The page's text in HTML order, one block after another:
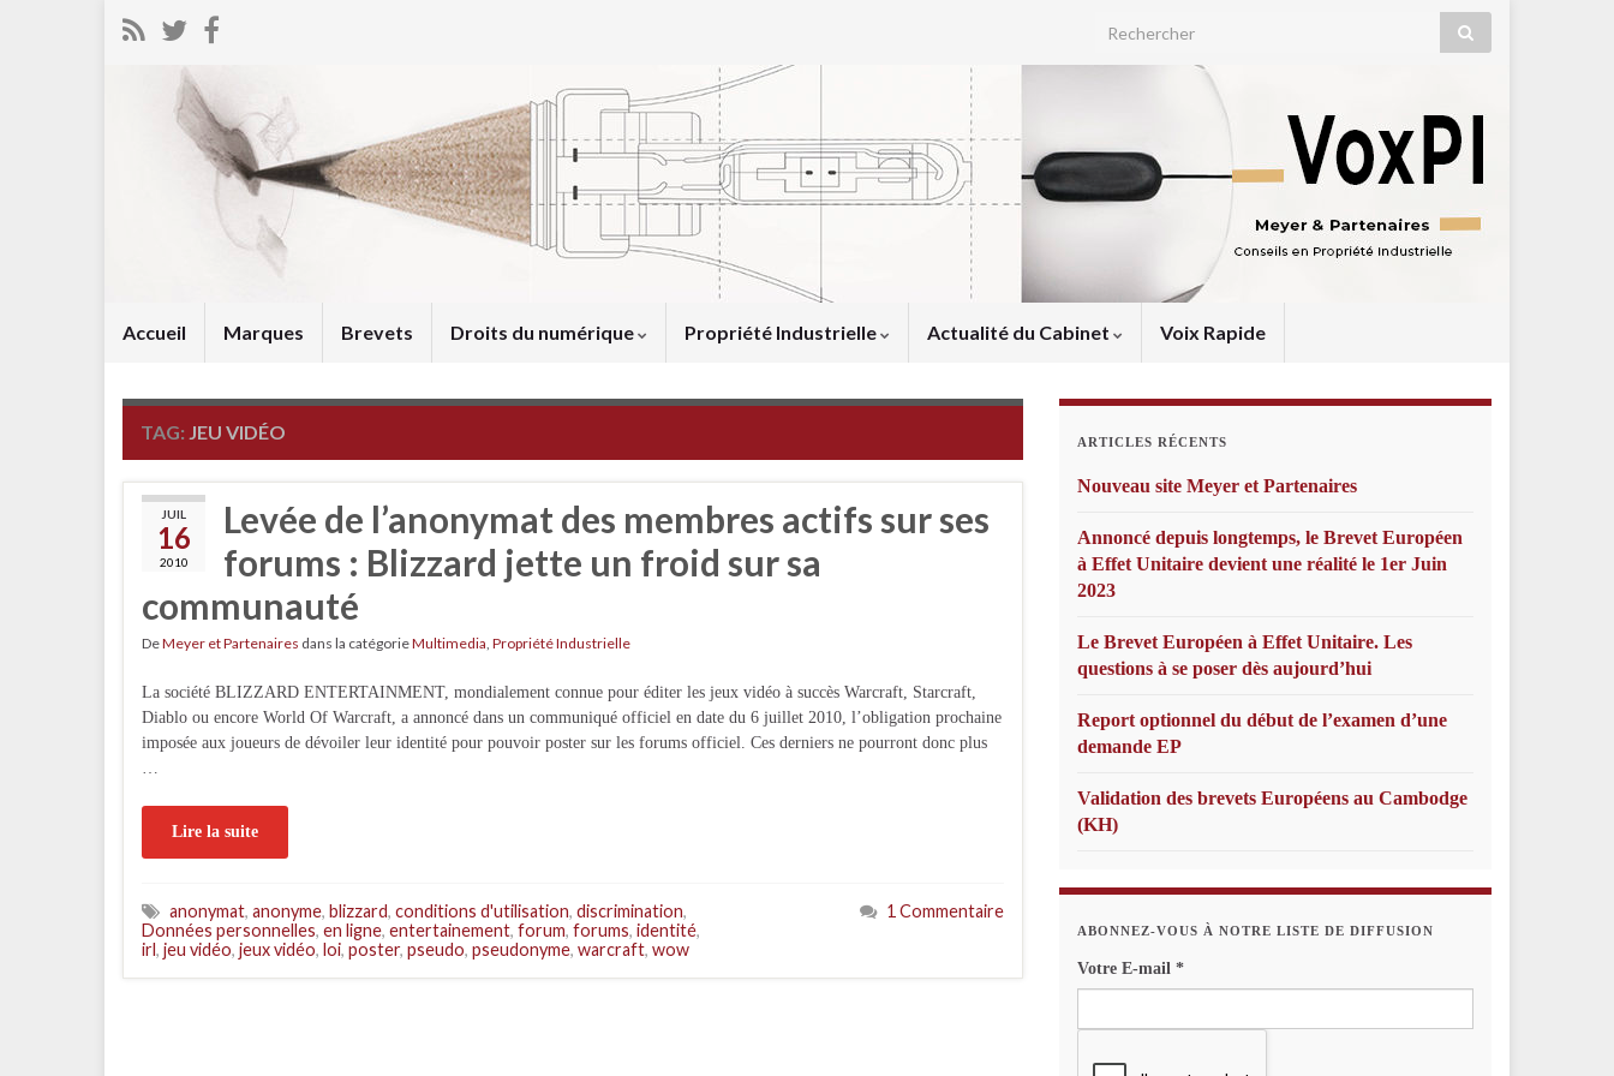
Search for:
Accueil Marques Brevets Droits du numérique Propriété Industrielle Actualité du Cabinet Voix Rapide
TAG: JEU VIDÉO
JUIL
16
2010
Levée de l’anonymat des membres actifs sur ses
forums : Blizzard jette un froid sur sa
communauté
DeMeyer et Partenaires dans la catégorieMultimedia, Propriété Industrielle
La société BLIZZARD ENTERTAINMENT, mondialement connue pour éditer les jeux vidéo à succès Warcraft, Starcraft,
Diablo ou encore World Of Warcraft, a annoncé dans un communiqué officiel en date du 6 juillet 2010, l’obligation prochaine
imposée aux joueurs de dévoiler leur identité pour pouvoir poster sur les forums officiel. Ces derniers ne pourront donc plus
…
Lire la suite
anonymat, anonyme, blizzard, conditions d'utilisation, discrimination,
Données personnelles, en ligne, entertainement, forum, forums, identité,
irl, jeu vidéo, jeux vidéo, loi, poster, pseudo, pseudonyme, warcraft, wow
1 Commentaire
ARTICLES RÉCENTS
Nouveau site Meyer et Partenaires
Annoncé depuis longtemps, le Brevet Européen
à Effet Unitaire devient une réalité le 1er Juin
2023
Le Brevet Européen à Effet Unitaire. Les
questions à se poser dès aujourd’hui
Report optionnel du début de l’examen d’une
demande EP
Validation des brevets Européens au Cambodge
(KH)
ABONNEZ-VOUS À NOTRE LISTE DE DIFFUSION
Votre E-mail *